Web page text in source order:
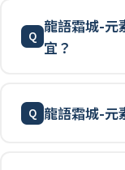
龍語霜城-元
宜？
龍語霜城-元